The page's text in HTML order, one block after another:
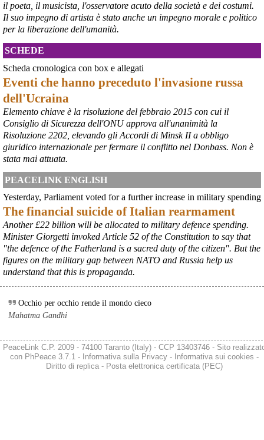
@peacelink - 6/8/2026 21:45
borsaitaliana.it/borsa/notizie
Si sta ragionando su un piano B per Taranto dopo la chiusura
dell’area a caldo dell’ILVA?
@peacelink - 6/8/2026 21:41
cronachetarantine.it/index.php
il Governo ha manifestato l’intenzione di predisporre un
provvedimento straordinario per attenuare le conseguenze
economiche e sociali della prevista fermata dell’area a caldo e ha
chiesto alle rappresentanze del territorio di formulare proposte
concrete per definirne i contenuti. Casartigiani valuta positivamente
questa disponibilità.
#ILVA #Taranto
il poeta, il musicista, l'osservatore acuto della società e dei costumi.
Il suo impegno di artista è stato anche un impegno morale e politico
per la liberazione dell'umanità.
SCHEDE
Scheda cronologica con box e allegati
Eventi che hanno preceduto l'invasione russa
dell'Ucraina
Elemento chiave è la risoluzione del febbraio 2015 con cui il
Consiglio di Sicurezza dell'ONU approva all'unanimità la
Risoluzione 2202, elevando gli Accordi di Minsk II a obbligo
giuridico internazionale per fermare il conflitto nel Donbass. Non è
stata mai attuata.
PEACELINK ENGLISH
Yesterday, Parliament voted for a further increase in military spending
The financial suicide of Italian rearmament
Another £22 billion will be allocated to military defence spending.
Minister Giorgetti invoked Article 52 of the Constitution to say that
"the defence of the Fatherland is a sacred duty of the citizen". But the
figures on the military gap between NATO and Russia help us
understand that this is propaganda.
Occhio per occhio rende il mondo cieco
Mahatma Gandhi
PeaceLink C.P. 2009 - 74100 Taranto (Italy) - CCP 13403746 - Sito
con PhPeace 3.7.1- Informativa sulla Privacy- Informativa sui cookies -
Diritto di replica- Posta elettronica certificata (PEC)